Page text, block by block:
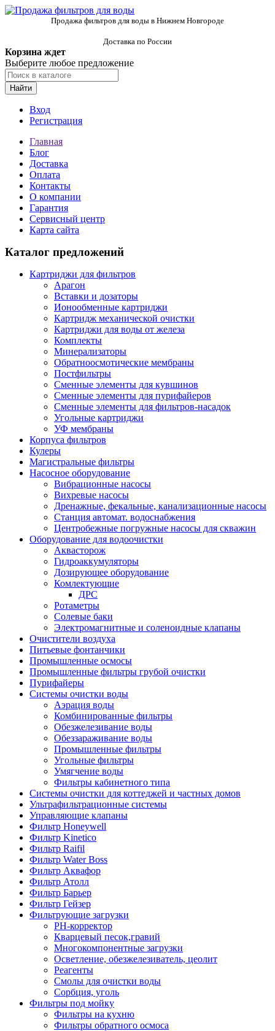
Продажа фильтров для воды в Нижнем Новгороде
Доставка по России
Корзина ждет
Выберите любое предложение
Найти
Вход
Регистрация
Главная
Блог
Доставка
Оплата
Контакты
О компании
Гарантия
Сервисный центр
Карта сайта
Каталог предложений
Картриджи для фильтров
Арагон
Вставки и дозаторы
Ионообменные картриджи
Картридж механической очистки
Картриджи для воды от железа
Комплекты
Минерализаторы
Обратноосмотические мембраны
Постфильтры
Сменные элементы для кувшинов
Сменные элементы для пурифайеров
Сменные элементы для фильтров-насадок
Угольные картриджи
УФ мембраны
Корпуса фильтров
Кулеры
Магистральные фильтры
Насосное оборудование
Вибрационные насосы
Вихревые насосы
Дренажные, фекальные, канализационные насосы
Станция автомат. водоснабжения
Центробежные погружные насосы для скважин
Оборудование для водоочистки
Аквасторож
Гидроаккумуляторы
Дозирующее оборудование
Комлектующие
ДРС
Ротаметры
Солевые баки
Электромагнитные и соленоидные клапаны
Очистители воздуха
Питьевые фонтанчики
Промышленные осмосы
Промышленные фильтры грубой очистки
Пурифайеры
Системы очистки воды
Аэрация воды
Комбинированные фильтры
Обезжелезивание воды
Обеззараживание воды
Промышленные фильтры
Угольные фильтры
Умягчение воды
Фильтры кабинетного типа
Системы очистки для коттеджей и частных домов
Ультрафильтрационные системы
Управляющие клапаны
Фильтр Honeywell
Фильтр Kinetico
Фильтр Raifil
Фильтр Water Boss
Фильтр Аквафор
Фильтр Атолл
Фильтр Барьер
Фильтр Гейзер
Фильтрующие загрузки
PH-корректор
Кварцевый песок,гравий
Многокомпонентные загрузки
Осветление, обезжелезиватель, цеолит
Реагенты
Смолы для очистки воды
Сорбция, уголь
Фильтры под мойку
Фильтры на кухню
Фильтры обратного осмоса